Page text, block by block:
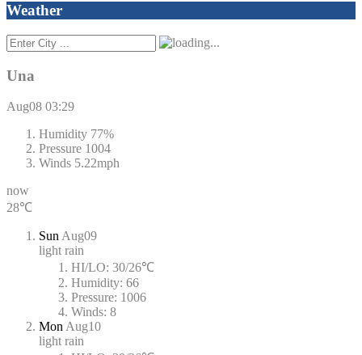
Weather
Una
Aug08 03:29
Humidity 77%
Pressure 1004
Winds 5.22mph
now
28℃
SunAug09
light rain
HI/LO: 30/26℃
Humidity: 66
Pressure: 1006
Winds: 8
MonAug10
light rain